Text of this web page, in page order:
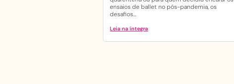
ensaios de ballet no pós-pandemia, os
desafios...
Leia na íntegra